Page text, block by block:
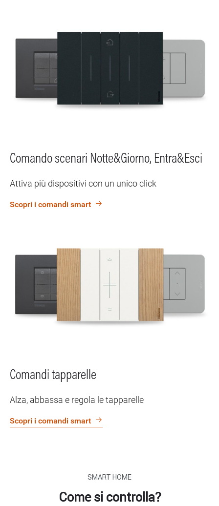
Comando scenari Notte&Giorno, Entra&Esci
Attiva più dispositivi con un unico click
Scopri i comandi smart
Comandi tapparelle
Alza, abbassa e regola le tapparelle
Scopri i comandi smart
SMART HOME
Come si controlla?